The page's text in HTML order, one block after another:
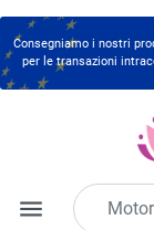
Consegniamo i nostri
per le transazioni
menu